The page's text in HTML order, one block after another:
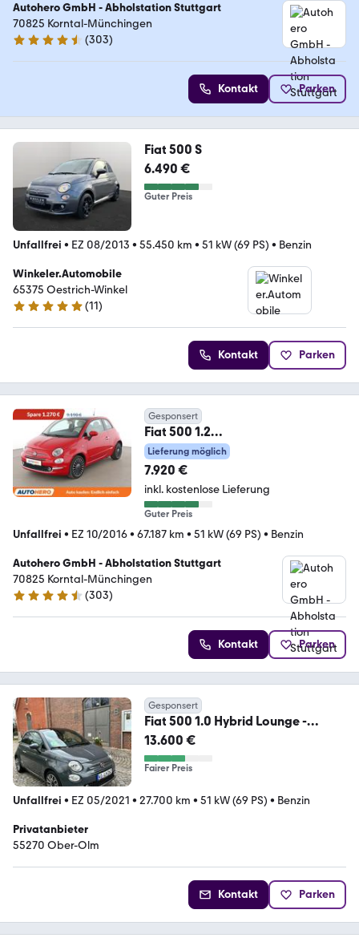
Autohero GmbH - Abholstation Stuttgart
70825 Korntal-Münchingen
4.4 Sterne
(303)
Kontakt Parken
Fiat 500 S
6.490 €
Guter Preis
Unfallfrei • EZ 08/2013 • 55.450 km • 51 kW (69 PS) • Benzin
Winkeler.Automobile
65375 Oestrich-Winkel
4.9 Sterne
(11)
Kontakt Parken
Gesponsert
Fiat 500 1.2
Lounge*PDC*ALU*PANO*KLIMA*
BLUETOOTH*
Lieferung möglich
7.920 €
inkl. kostenlose Lieferung
Guter Preis
Unfallfrei • EZ 10/2016• 67.187 km • 51 kW (69 PS) • Benzin
Autohero GmbH - Abholstation Stuttgart
70825 Korntal-Münchingen
4.4 Sterne
(303)
Kontakt Parken
Gesponsert
Fiat 500 1.0 Hybrid Lounge -
27.700 km
13.600 €
Fairer Preis
Unfallfrei • EZ 05/2021 • 27.700 km • 51 kW (69 PS) • Benzin
Privatanbieter
55270 Ober-Olm
Kontakt Parken